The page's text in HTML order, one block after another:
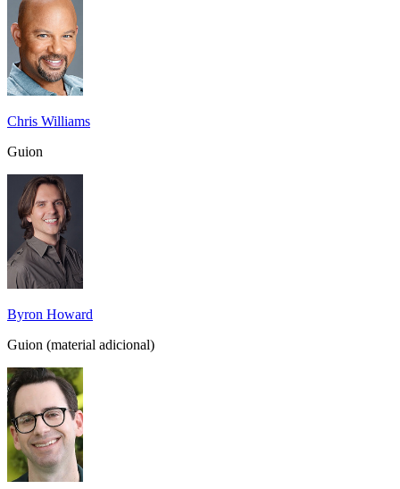
Chris Williams
Guion
Byron Howard
Guion (material adicional)